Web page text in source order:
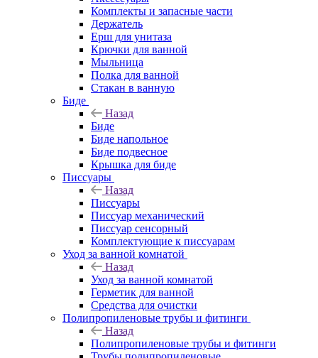
Комплекты и запасные части
Держатель
Ерш для унитаза
Крючки для ванной
Мыльница
Полка для ванной
Стакан в ванную
Биде
Назад
Биде
Биде напольное
Биде подвесное
Крышка для биде
Писсуары
Назад
Писсуары
Писсуар механический
Писсуар сенсорный
Комплектующие к писсуарам
Уход за ванной комнатой
Назад
Уход за ванной комнатой
Герметик для ванной
Средства для очистки
Полипропиленовые трубы и фитинги
Назад
Полипропиленовые трубы и фитинги